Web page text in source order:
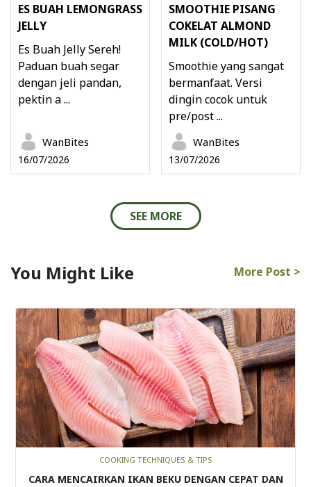
ES BUAH LEMONGRASS
JELLY
Es Buah Jelly Sereh!
Paduan buah segar
dengan jeli pandan,
pektin a ...
WanBites
16/07/2026
SMOOTHIE PISANG
COKELAT ALMOND
MILK (COLD/HOT)
Smoothie yang sangat
bermanfaat. Versi
dingin cocok untuk
pre/post ...
WanBites
13/07/2026
SEE MORE
You Might Like More Post >
COOKING TECHNIQUES & TIPS
CARA MENCAIRKAN IKAN BEKU DENGAN CEPAT DAN